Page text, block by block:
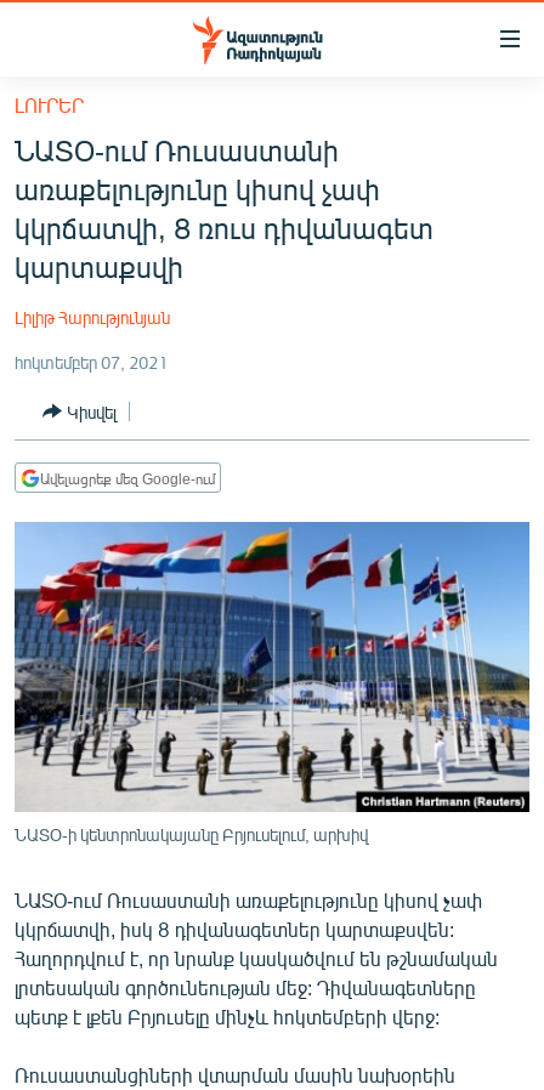
Մատչելիության
հիմնական
բովանդակությանը
հիմնական
մենյուին
Որոնում
ՔԱՂԱՔԱԿԱՆ
ԸՆՏՐՈՒԹՅՈՒՆՆԵՐ 2026
ՊԱՏԵՐԱԶՄԻ 6 ՇԱԲԱԹՆԵՐԸ
ՏԱՐԱԾԱՇՐՋԱՆ
ՄԻՋԱԶԳԱՅԻՆ
ՄՇԱԿՈՒՅԹ
ՍՊՈՐՏ
ՄԵԿՆԱԲԱՆՈՒԹՅՈՒՆ
ՏՏ ԵՒ ԻՆՏԵՐՆԵՏ
ԿՈՐՈՆԱՎԻՐՈՒՍ
ԱՐԽԻՎ
ԲԱՆԱՎԵՃ
ՁԳՏԵԼՈՎ ԼԱՎԱԳՈՒՅՆԻՆ
ՓՈԴՔԱՍԹ
Հայերեն
ԼՈՒՐԵՐ
ՆԱՏՕ-ում Ռուսաստանի
առաքելությունը կիսով չափ
կկրճատվի, 8 ռուս դիվանագետ
կարտաքսվի
Լիլիթ Հարությունյան
հոկտեմբեր 07, 2021
Կիսվել
Ավելացրեք մեզ Google-ում
ՆԱՏՕ-ի կենտրոնակայանը Բրյուսելում, արխիվ
ՆԱՏՕ-ում Ռուսաստանի առաքելությունը կիսով չափ
կկրճատվի, իսկ 8 դիվանագետներ կարտաքսվեն:
Հաղորդվում է, որ նրանք կասկածվում են թշնամական
լրտեսական գործունեության մեջ: Դիվանագետները
պետք է լքեն Բրյուսելը մինչև հոկտեմբերի վերջ:
Ռուսաստանցիների վտարման մասին նախօրեին